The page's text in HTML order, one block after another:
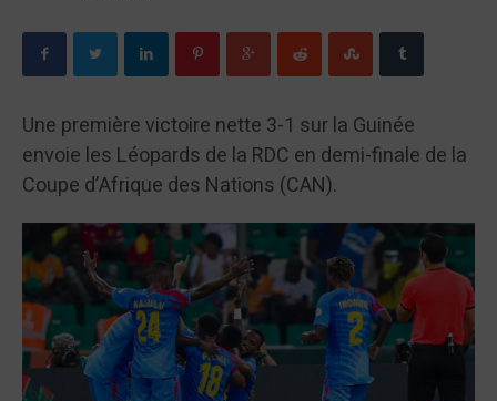
Une première victoire nette 3-1 sur la Guinée
envoie les Léopards de la RDC en demi-finale de la
Coupe d’Afrique des Nations (CAN).